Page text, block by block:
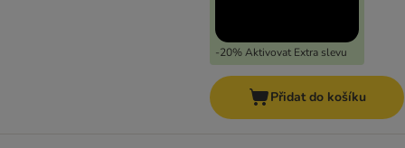
-20% Aktivovat Extra slevu
Přidat do košíku